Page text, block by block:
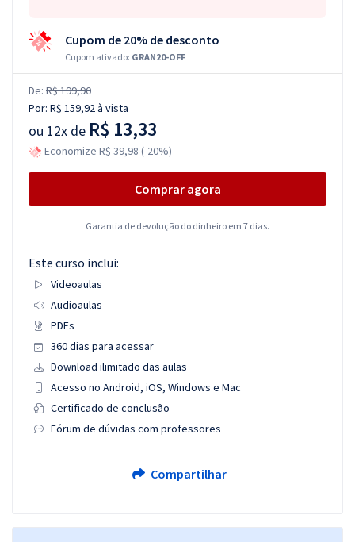
Cupom de 20% de desconto
Cupom ativado: GRAN20-OFF
De: R$ 199,90
Por: R$ 159,92à vista
ou 12x de R$ 13,33
Economize R$ 39,98 (-20%)
Comprar agora
Garantia de devolução do dinheiro em 7 dias.
Este curso inclui:
Videoaulas
Audioaulas
PDFs
360 dias para acessar
Download ilimitado das aulas
Acesso no Android, iOS, Windows e Mac
Certificado de conclusão
Fórum de dúvidas com professores
Compartilhar